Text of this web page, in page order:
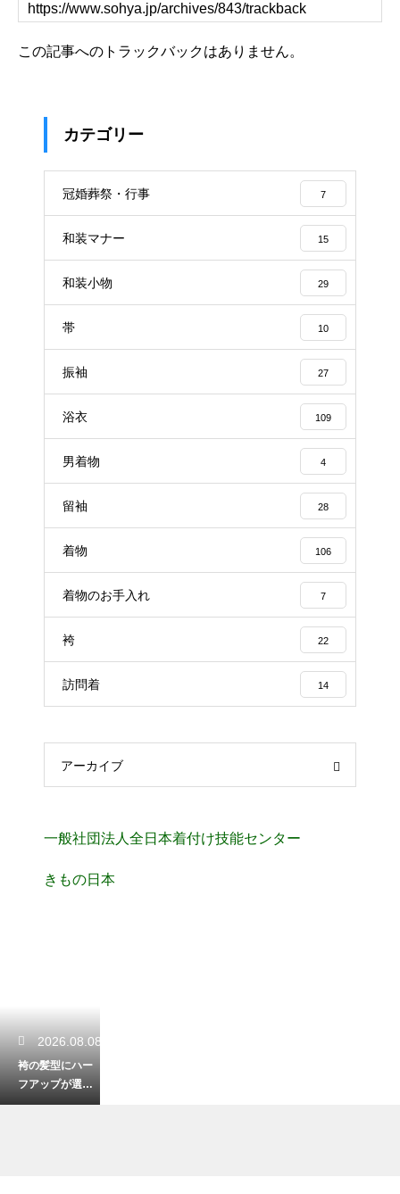
この記事へのトラックバックはありません。
カテゴリー
冠婚葬祭・行事 7
和装マナー 15
和装小物 29
帯 10
振袖 27
浴衣 109
男着物 4
留袖 28
着物 106
着物のお手入れ 7
袴 22
訪問着 14
アーカイブ
一般社団法人全日本着付け技能センター
きもの日本
2026.08.08
袴の髪型にハー
フアップが選ば
れるのはなぜ？